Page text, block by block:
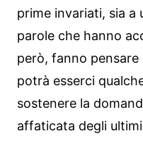
prime invariati, sia a
parole che hanno
però, fanno
potrà esserci
sostenere la
affaticata degli